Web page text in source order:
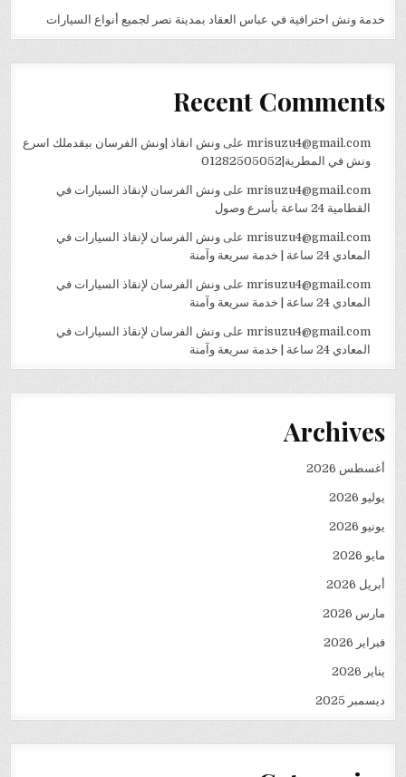
خدمة ونش احترافية في عباس العقاد بمدينة نصر لجميع أنواع السيارات
Recent Comments
mrisuzu4@gmail.comعلى ونش انقاذ |ونش الفرسان بيقدملك اسرع
ونش في المطرية|01282505052
mrisuzu4@gmail.comعلى ونش الفرسان لإنقاذ السيارات في
القطامية 24 ساعة بأسرع وصول
mrisuzu4@gmail.comعلى ونش الفرسان لإنقاذ السيارات في
المعادي 24 ساعة | خدمة سريعة وآمنة
mrisuzu4@gmail.comعلى ونش الفرسان لإنقاذ السيارات في
المعادي 24 ساعة | خدمة سريعة وآمنة
mrisuzu4@gmail.comعلى ونش الفرسان لإنقاذ السيارات في
المعادي 24 ساعة | خدمة سريعة وآمنة
Archives
أغسطس 2026
يوليو 2026
يونيو 2026
مايو 2026
أبريل 2026
مارس 2026
فبراير 2026
يناير 2026
ديسمبر 2025